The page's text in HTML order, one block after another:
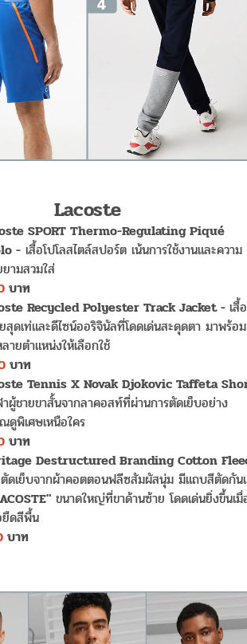
Lacoste
SPORT Thermo-Regulating Piqué
- เสื้อโปโลสไตล์สปอร์ต เน้นการใช้งานและความ
ามสวมใส่
บาท
Recycled Polyester Track Jacket - เสื้อ
สุดเท่และดีไซน์ออริจินัลที่โดดเด่นสะดุดตา มาพร้อม
ายตำแหน่งให้เลือกใช้
บาท
Tennis X Novak Djokovic Taffeta
าผู้ชายขาสั้นจากลาคอสท์ที่ผ่านการตัดเย็บอย่าง
พิเศษเหนือใคร
บาท
Destructured Branding Cotton
ตัดเย็บจากผ้าคอตตอนฟลีซสัมผัสนุ่ม มีแถบสีตัดกัน
ขนาดใหญ่ที่ขาด้านซ้าย โดดเด่นยิ่งขึ้นเมื่
ยืดสีพื้น
บาท